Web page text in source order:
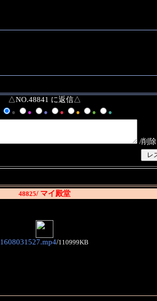
△NO.48841 に返信△
● ● ● ● ● ● ●
/削
48825/ マイ殿堂
1608031527.mp4/110999KB